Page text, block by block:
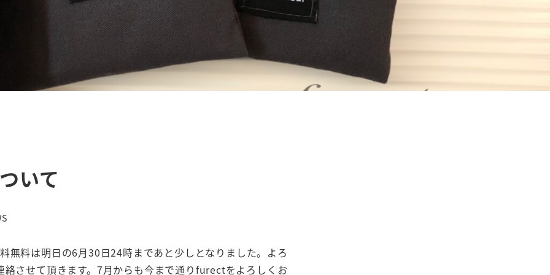
いて
無料は明日の6月30日24時まであと少しとなりました。よろ
させて頂きます。7月からも今まで通りfurectをよろしくお